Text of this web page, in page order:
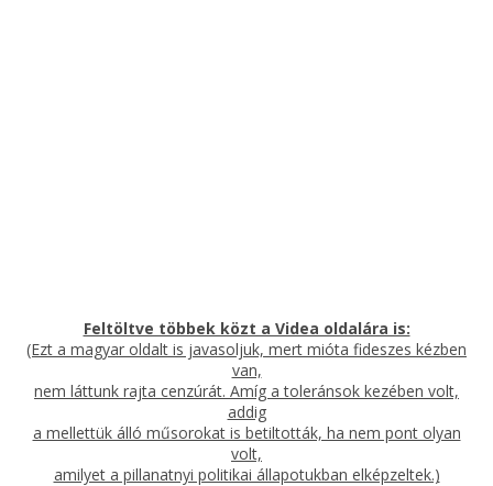
Feltöltve többek közt a Videa oldalára is:
(Ezt a magyar oldalt is javasoljuk, mert mióta fideszes kézben
van,
nem láttunk rajta cenzúrát. Amíg a toleránsok kezében volt,
addig
a mellettük álló műsorokat is betiltották, ha nem pont olyan
volt,
amilyet a pillanatnyi politikai állapotukban elképzeltek.)